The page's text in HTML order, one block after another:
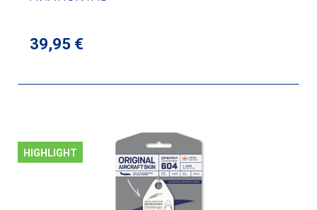
Regulärer Preis:
39,95 €
HIGHLIGHT